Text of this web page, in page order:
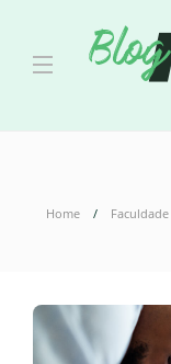
Home Faculdade